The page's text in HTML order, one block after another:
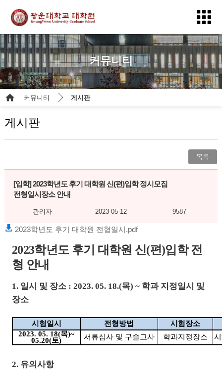
커뮤니티
커뮤니티 게시판
게시판
목록
[입학]2023학년도 후기 대학원 신(편)입학 정시모집
전형일시장소 안내
관리자 2023-05-12 9587
2023학년도 후기 대학원 전형일시.pdf
2023학년도 후기 대학원 신(편)입학 전
형 안내
1. 일시 및 장소 : 2023. 05. 18.(목) ~ 학과 지정일시 및
장소
시험일시 전형방법
시험장소
2023. 05. 18(목)~
05.20(토) 서류심사 및 구술고사 학과지정장소
2. 유의사항